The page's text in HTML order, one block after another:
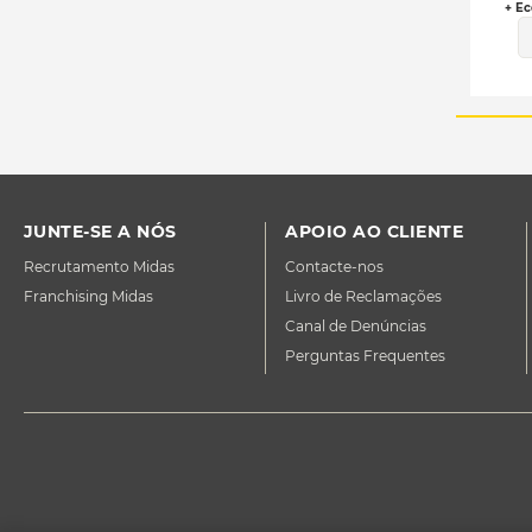
+
JUNTE-SE A NÓS
Recrutamento Midas
Franchising Midas
APOIO AO CLIENTE
Contacte-nos
Livro de Reclamações
Canal de Denúncias
Perguntas Frequentes